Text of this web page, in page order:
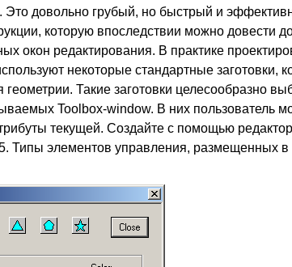
Это довольно грубый, но быстрый и
которую впоследствии можно довести
окон редактирования. В практике
некоторые стандартные заготовки,
Такие заготовки целесообразно
Toolbox-window. В них пользователь
текущей. Создайте с помощью
Типы элементов управления, размещенных в